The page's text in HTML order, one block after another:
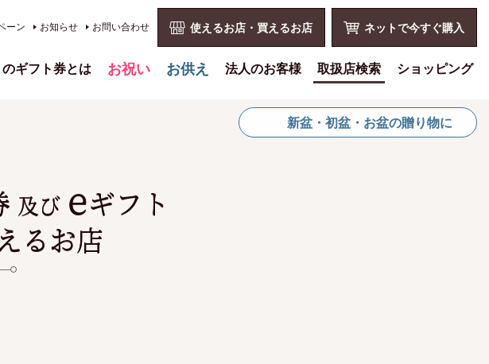
ーン お知らせ お問い合わせ 使えるお店・買えるお店 ネットで今すぐ購入
ギフト券とは お祝い お供え
お盆に贈る
法人のお客様
花とみどりのギフト券とは
法人様メリット
取扱店検索 ショッピング
ショッピングTOP
買い物カゴ
新盆・初盆・お盆の贈り物に
及び eギフト
るお店